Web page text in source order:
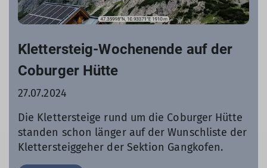
Klettersteig-Wochenende auf der
Coburger Hütte
27.07.2024
Die Klettersteige rund um die Coburger Hütte
standen schon länger auf der Wunschliste der
Klettersteiggeher der Sektion Gangkofen.